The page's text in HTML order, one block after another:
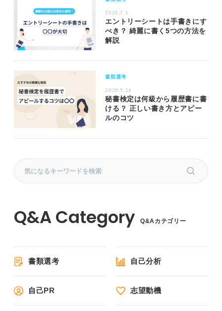
2026.7.1
エントリーシートは手書きにす
べき？ 綺麗に書く5つの方法を
解説
書類選考
2026.5.14
秘書検定は何級から履歴書に書
ける？ 正しい書き方とアピー
ルのコツ
Q&Aカテゴリー
書類選考 自己分析
自己PR 志望動機